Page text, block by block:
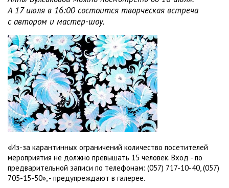
А 17 июля в 16:00 состоится творческая встреча
с автором и мастер-шоу.
«Из-за карантинных ограничений количество посетителей
мероприятия не должно превышать 15 человек. Вход - по
предварительной записи по телефонам: (057) 717-10-40, (057)
705-15-50», - предупреждают в галерее.